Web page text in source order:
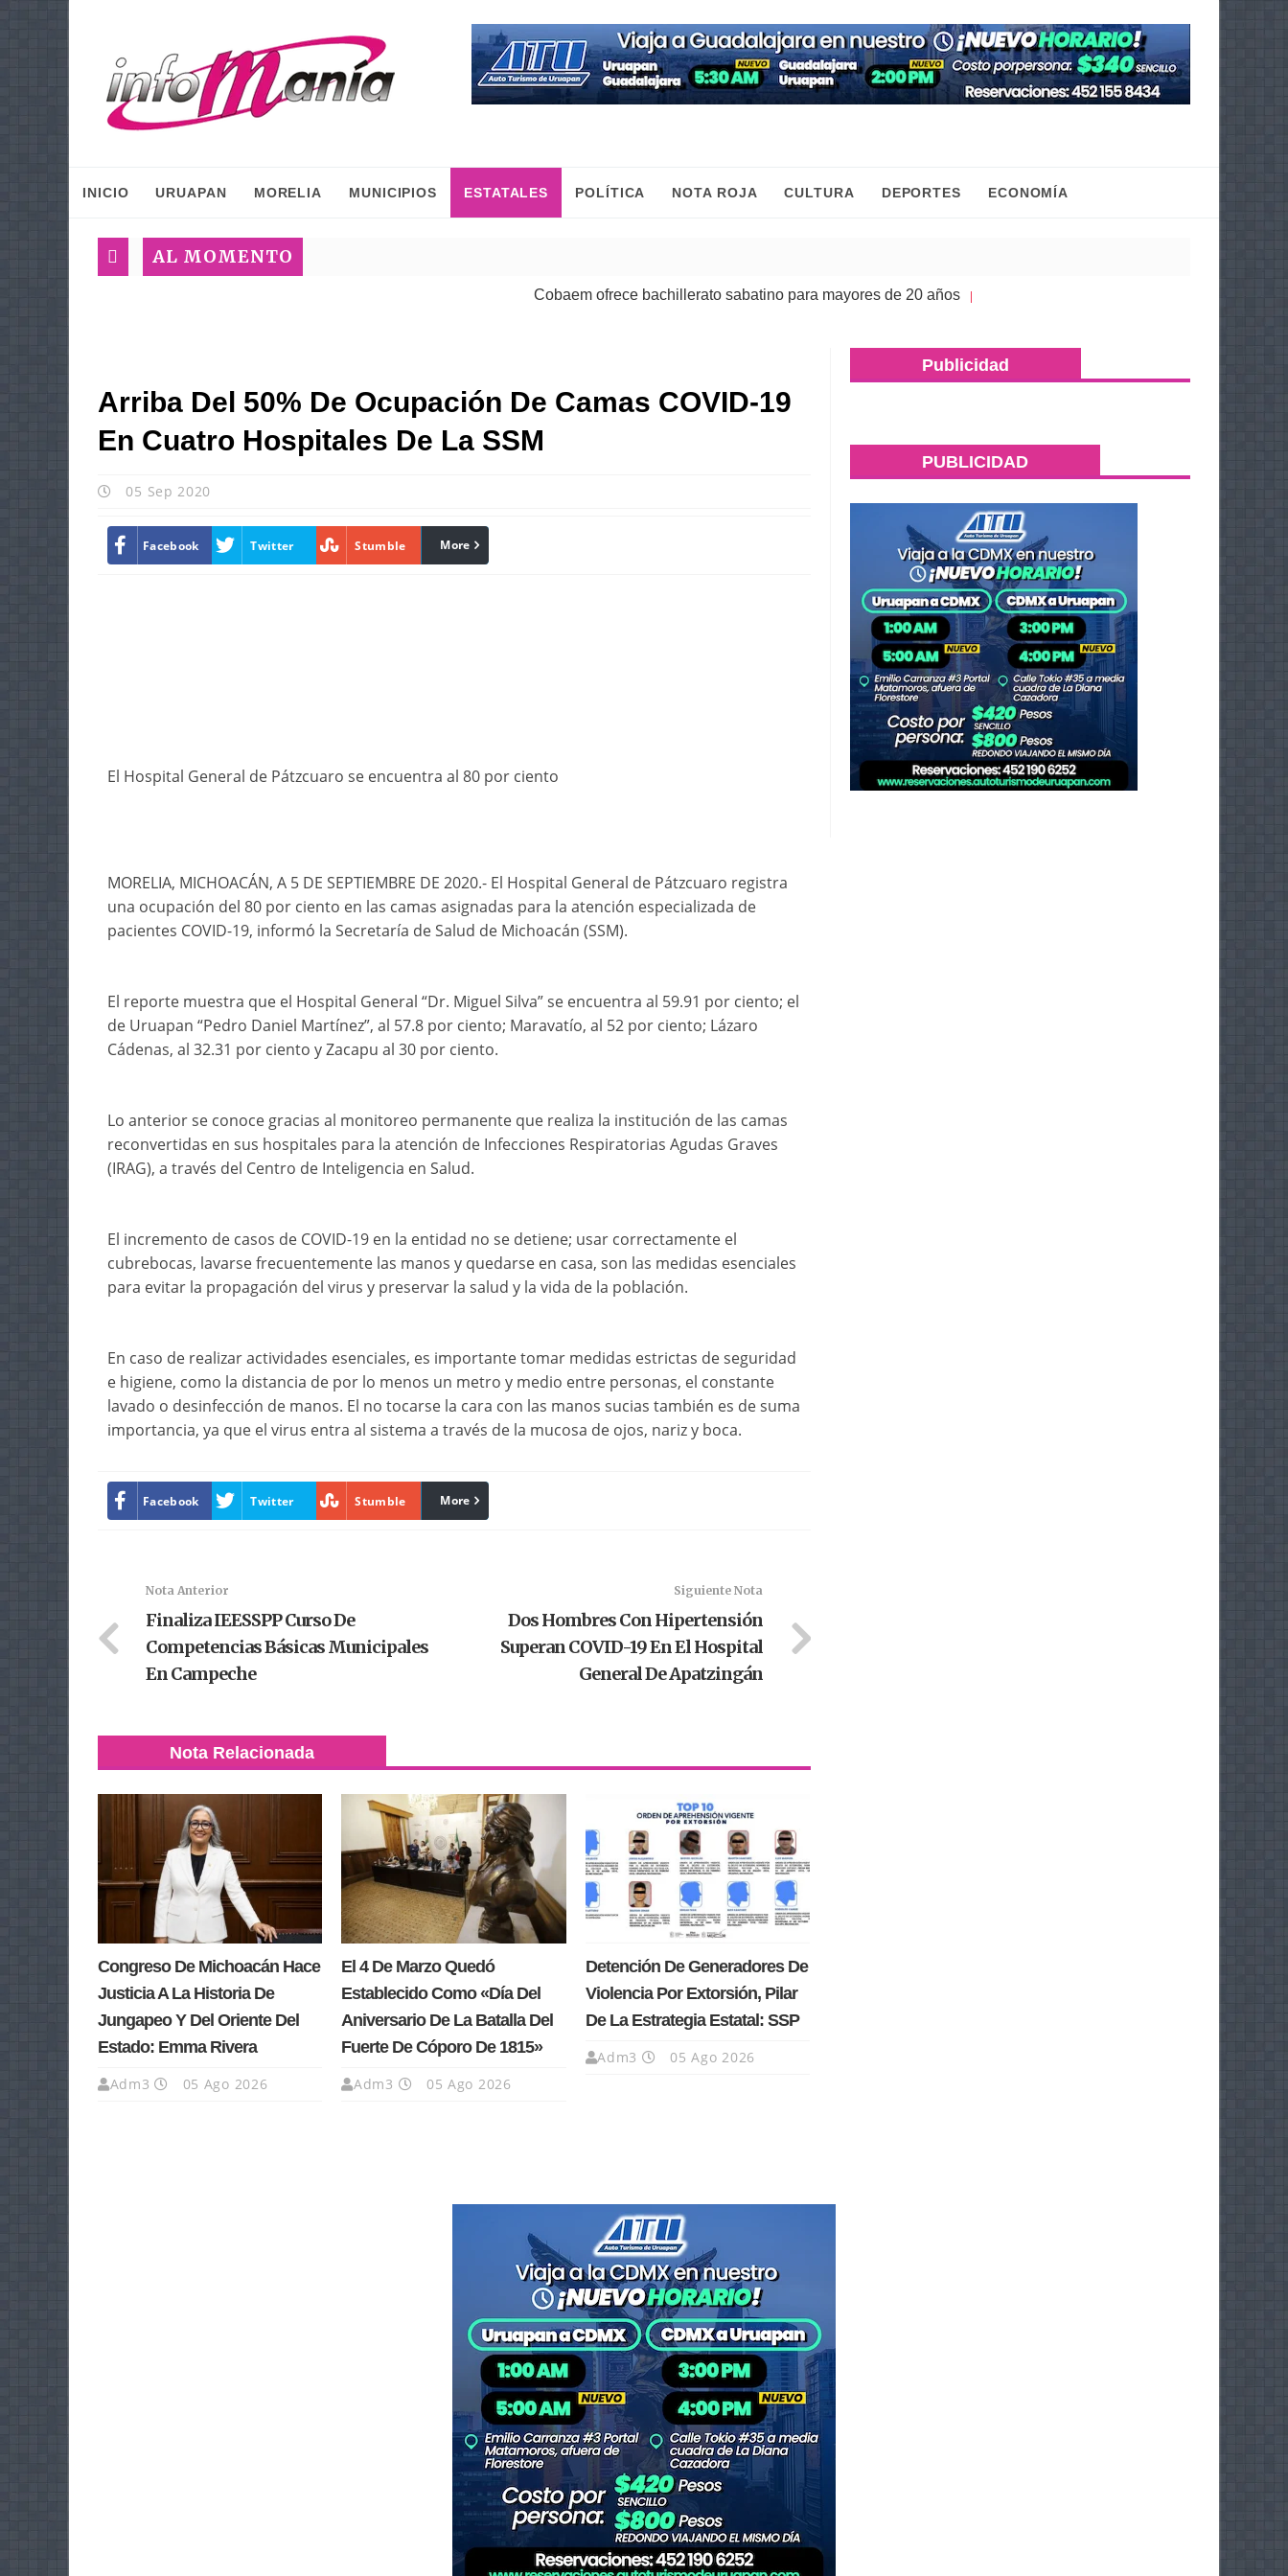
INICIO URUAPAN MORELIA MUNICIPIOS ESTATALES POLÍTICA NOTA ROJA CULTURA DEPORTES ECONOMÍA
AL MOMENTO
Cobaem ofrece bachillerato sabatino para mayores de 20 años| 05 Ago 2026
Arriba Del 50% De Ocupación De Camas COVID-19
En Cuatro Hospitales De La SSM
05 Sep 2020
Facebook Twitter Stumble linkedin
More
El Hospital General de Pátzcuaro se encuentra al 80 por ciento
MORELIA, MICHOACÁN, A 5 DE SEPTIEMBRE DE 2020.- El Hospital General de Pátzcuaro registra
una ocupación del 80 por ciento en las camas asignadas para la atención especializada de
pacientes COVID-19, informó la Secretaría de Salud de Michoacán (SSM).
El reporte muestra que el Hospital General “Dr. Miguel Silva” se encuentra al 59.91 por ciento; el
de Uruapan “Pedro Daniel Martínez”, al 57.8 por ciento; Maravatío, al 52 por ciento; Lázaro
Cádenas, al 32.31 por ciento y Zacapu al 30 por ciento.
Lo anterior se conoce gracias al monitoreo permanente que realiza la institución de las camas
reconvertidas en sus hospitales para la atención de Infecciones Respiratorias Agudas Graves
(IRAG), a través del Centro de Inteligencia en Salud.
El incremento de casos de COVID-19 en la entidad no se detiene; usar correctamente el
cubrebocas, lavarse frecuentemente las manos y quedarse en casa, son las medidas esenciales
para evitar la propagación del virus y preservar la salud y la vida de la población.
En caso de realizar actividades esenciales, es importante tomar medidas estrictas de seguridad
e higiene, como la distancia de por lo menos un metro y medio entre personas, el constante
lavado o desinfección de manos. El no tocarse la cara con las manos sucias también es de suma
importancia, ya que el virus entra al sistema a través de la mucosa de ojos, nariz y boca.
Facebook Twitter Stumble linkedin
More
Nota Anterior
Finaliza IEESSPP Curso De
Competencias Básicas Municipales
En Campeche
Siguiente Nota
Dos Hombres Con Hipertensión
Superan COVID-19 En El Hospital
General De Apatzingán
Nota Relacionada
Congreso De Michoacán Hace
Justicia A La Historia De
Jungapeo Y Del Oriente Del
Estado: Emma Rivera
Adm3 05 Ago 2026
El 4 De Marzo Quedó
Establecido Como «Día Del
Aniversario De La Batalla Del
Fuerte De Cóporo De 1815»
Adm3 05 Ago 2026
Detención De Generadores De
Violencia Por Extorsión, Pilar
De La Estrategia Estatal: SSP
Adm3 05 Ago 2026
Publicidad
PUBLICIDAD